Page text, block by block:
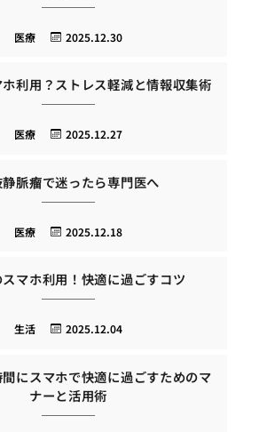
2025.12.30
医療
利用？ストレス軽減と情報収集術
2025.12.27
医療
脈瘤で迷ったら専門医へ
2025.12.18
医療
マホ利用！快適に過ごすコツ
2025.12.04
生活
にスマホで快適に過ごすためのマ
ナーと活用術